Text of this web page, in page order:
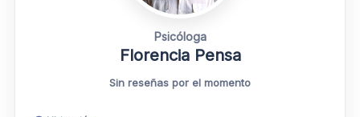
Psicóloga
Florencia Pensa
Sin reseñas por el momento